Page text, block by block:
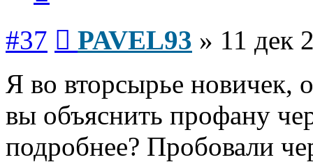
#37 PAVEL93 » 11 дек
Я во вторсырье новичек,
вы объяснить профану
подробнее? Пробовали